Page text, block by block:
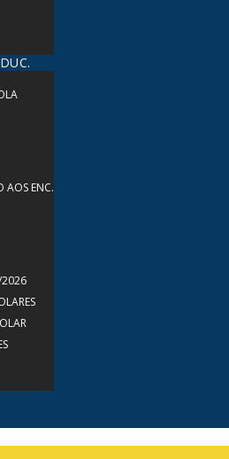
AOS ENC.
2026